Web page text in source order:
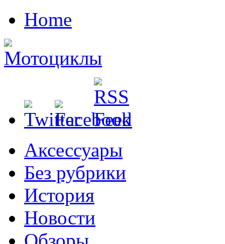
Home
Аксессуары
Без рубрики
История
Новости